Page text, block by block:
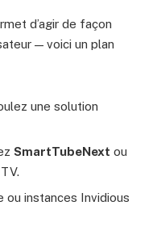
d’agir de façon
— voici un plan
une solution
SmartTubeNext ou
ou instances Invidious